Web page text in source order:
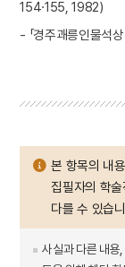
154·155, 1982)
- 「경주괘릉인물석
본 항목의 내
집필자의 학
다를 수 있습
사실과 다른 내용